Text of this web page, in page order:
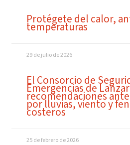
Protégete del calor,
temperaturas
29 de julio de 2026
El Consorcio de
Emergencias de
recomendaciones
por lluvias, viento y
costeros
25 de febrero de 2026